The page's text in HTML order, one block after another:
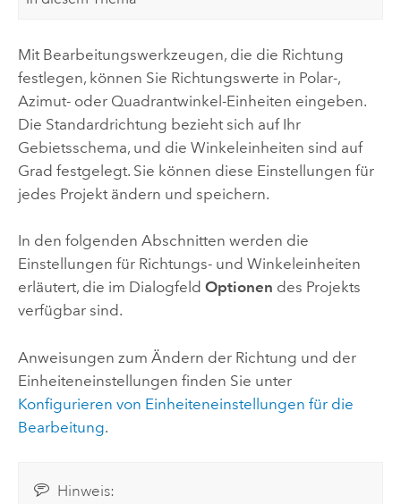
Mit Bearbeitungswerkzeugen, die die Richtung
festlegen, können Sie Richtungswerte in Polar-,
Azimut- oder Quadrantwinkel-Einheiten eingeben.
Die Standardrichtung bezieht sich auf Ihr
Gebietsschema, und die Winkeleinheiten sind auf
Grad festgelegt. Sie können diese Einstellungen für
jedes Projekt ändern und speichern.
In den folgenden Abschnitten werden die
Einstellungen für Richtungs- und Winkeleinheiten
erläutert, die im Dialogfeld Optionen des Projekts
verfügbar sind.
Anweisungen zum Ändern der Richtung und der
Einheiteneinstellungen finden Sie unter
Konfigurieren von Einheiteneinstellungen für die
Bearbeitung.
Hinweis: